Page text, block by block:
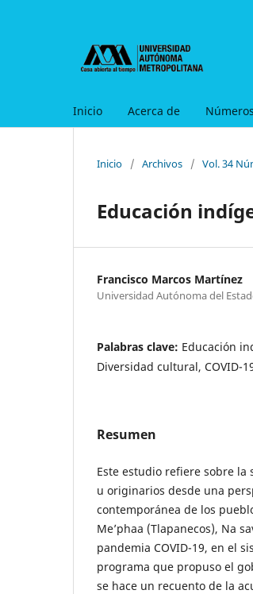
Inicio Acerca de
Inicio / Archivos / Vol. 34
Educación
Francisco Marcos Martínez
Universidad Autónoma del
Palabras clave: Educación
Diversidad cultural, COVID-
Resumen
Este estudio refiere sobre
u originarios desde una
contemporánea de los
Me’phaa (Tlapanecos), Na
pandemia COVID-19, en el
programa que propuso el
se hace un recuento de la